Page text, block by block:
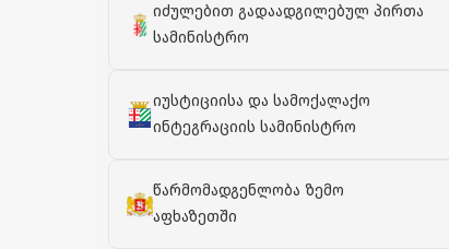
იძულებით გადაადგილებულ პირთა
სამინისტრო
იუსტიციისა და სამოქალაქო
ინტეგრაციის სამინისტრო
წარმომადგენლობა ზემო
აფხაზეთში